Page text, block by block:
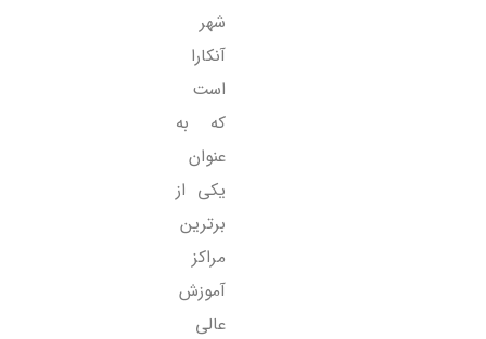
شهر
آنکارا
است
که به
عنوان
یکی از
برترین
مراکز
آموزش
عالی